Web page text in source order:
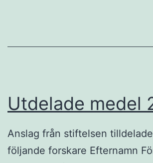
Utdelade medel
Anslag från stiftelsen
följande forskare Efternamn